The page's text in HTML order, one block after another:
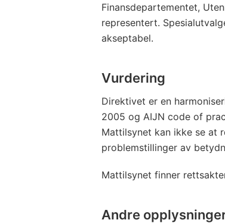
Finansdepartementet,
representert.
akseptabel.
Vurdering
Direktivet er en
2005 og AIJN code of
Mattilsynet kan ikke se at
problemstillinger av
Mattilsynet finner
Andre